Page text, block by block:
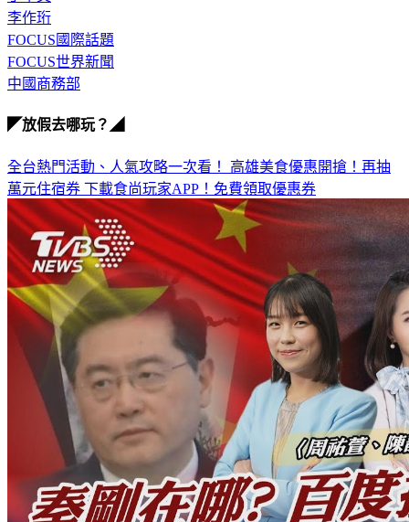
丁學文
李作珩
FOCUS國際話題
FOCUS世界新聞
全台熱門活動、人氣攻略一次看！高雄美食優惠開搶！再抽
萬元住宿券下載食尚玩家APP！免費領取優惠券